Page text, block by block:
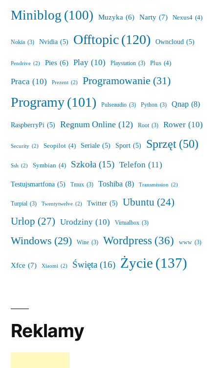
Miniblog (100) Muzyka (6) Narty (7) Nexus4 (4)
Nokia (3) Nvidia (5) Offtopic(120) Owncloud (5)
Pendrive (2) Pies (6) Play (10) Playstation (3) Plus (4)
Praca (10) Prezent (2) Programowanie (31)
Programy(101) Pulseaudio (3) Python (3) Qnap (8)
RaspberryPi (5) Regnum Online (12) Root (3) Rower (10)
Security (2) Seopilot (4) Seriale (5) Sport (5) Sprzęt(50)
Ssh (2) Symbian (4) Szkoła (15) Telefon (11)
Testujsmartfona (5) Tmux (3) Toshiba (8) Transmission (2)
Turpial (3) Twentytwelve (2) Twitter (5) Ubuntu (24)
Urlop (27) Urodziny (10) Virtualbox (3)
Windows (29) Wine (3) Wordpress (36) www (3)
Xfce (7) Xiaomi (2) Święta (16) Życie(137)
Reklamy